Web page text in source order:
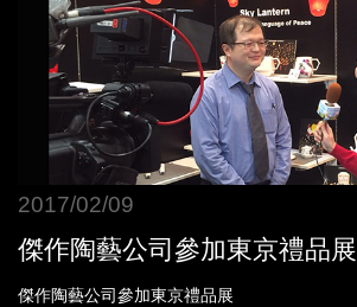
2017/02/09
傑作陶藝公司參加東京禮品展
傑作陶藝公司參加東京禮品展